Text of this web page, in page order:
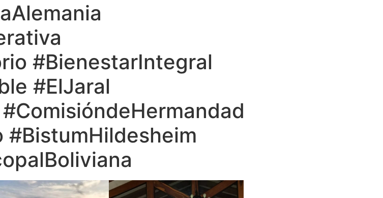
#BienestarIntegral
#ElJaral